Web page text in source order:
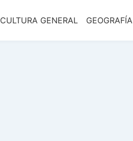
CULTURA GENERAL GEOGRAFÍA